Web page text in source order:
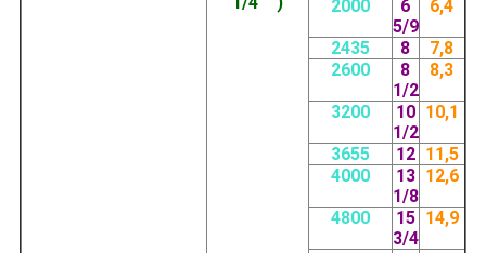
2000
6
5/9
6,4
2435 8
7,8
2600
8
1/2
8,3
3200
10
1/2
10,1
3655 12 11,5
4000
13
1/8
12,6
4800
15
3/4
14,9